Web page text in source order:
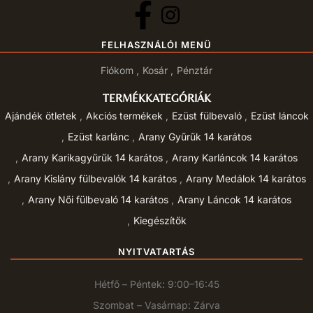
FELHASZNÁLÓI MENÜ
Fiókom Kosár Pénztár
TERMÉKKATEGÓRIÁK
Ajándék ötletek Akciós termékek Ezüst fülbevaló
Ezüst láncok
Ezüst karlánc
Arany Gyűrűk 14 karátos
Arany Karikagyűrűk 14 karátos
Arany Karláncok 14 karátos
Arany Kislány fülbevalók 14 karátos
Arany Medálok 14 karátos
Arany Női fülbevaló 14 karátos
Arany Láncok 14 karátos
Kiegészítők
NYITVATARTÁS
Hétfő – Péntek: 9:00–16:45
Szombat – Vasárnap: Zárva